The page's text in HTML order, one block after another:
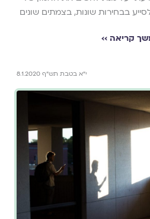
בבחירות שונות, בצמתים שונים
קריאה ››
י"א בטבת תש"ף 8.1.2020